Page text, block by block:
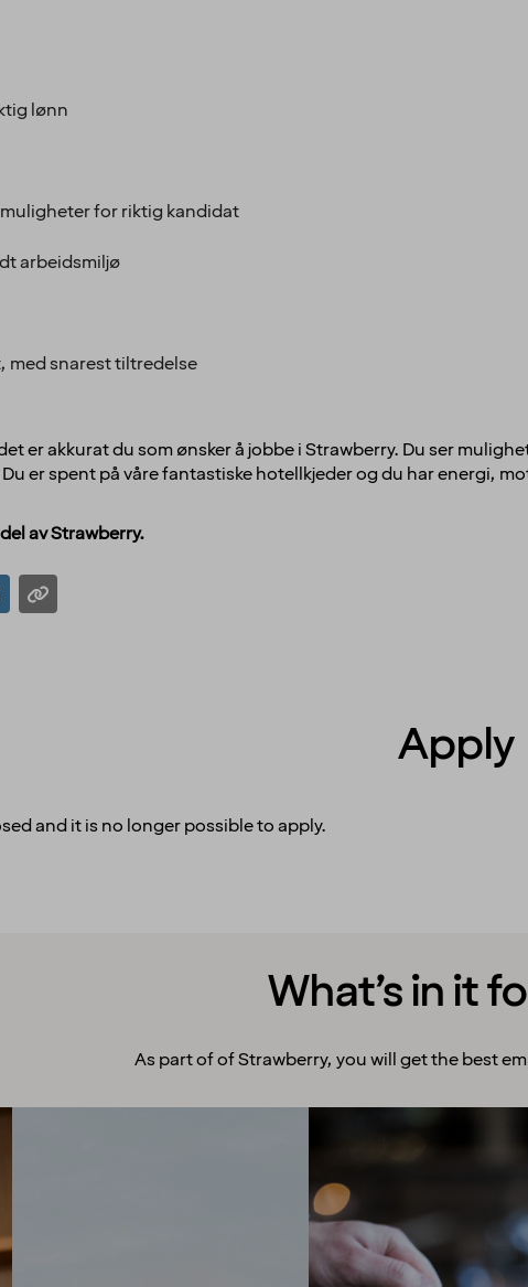
lønn
for riktig kandidat
arbeidsmiljø
med snarest tiltredelse
er akkurat du som ønsker å jobbe i Strawberry. Du ser
er spent på våre fantastiske hotellkjeder og du har energi,
av Strawberry.
Apply
and it is no longer possible to apply.
What’s in it
As part of of Strawberry, you will get the best